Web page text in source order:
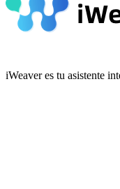
iWeaver es tu asistente